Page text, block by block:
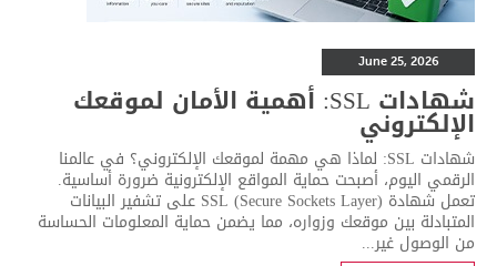
June 25, 2026
شهادات SSL: أهمية الأمان لموقعك
الإلكتروني
شهادات SSL: لماذا هي مهمة لموقعك الإلكتروني؟ في عالمنا
الرقمي اليوم، أصبحت حماية المواقع الإلكترونية ضرورة أساسية.
تعمل شهادة SSL (Secure Sockets Layer) على تشفير البيانات
المتبادلة بين موقعك وزواره، مما يضمن حماية المعلومات الحساسة
من الوصول غير...